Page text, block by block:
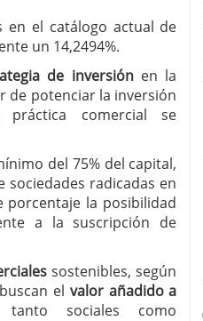
en el catálogo actual de
un 14,2494%.
de inversiónen la
de potenciar la inversión
comercial se
del 75% del capital,
radicadas en
porcentaje la posibilidad
a la suscripción de
sostenibles, según
el valor añadido a
sociales como